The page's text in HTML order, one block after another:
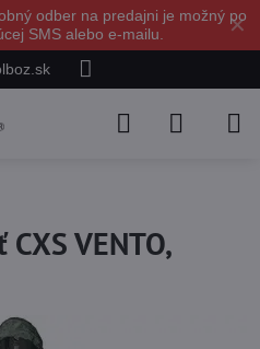
✕
odber na predajni je možný po
SMS alebo e-mailu.
VENTO,